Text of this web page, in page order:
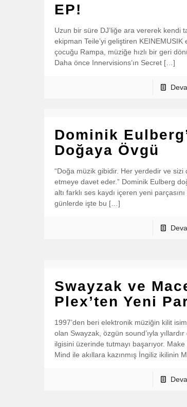
EP!
Uzun bir süre DJ’liğe ara vererek kendi
ekipman Teile’yi geliştiren KEINEMUSIK
çocuğu Rampa, müziğe hızlı bir geri
Daha önce Innervisions’ın Secret […]
Dominik
Doğaya Övgü
“Doğa müzik gibidir. Her yerdedir ve sizi
etmeye davet eder.” Dominik Eulberg
altı farklı ses kaydı içeren yeni
günlerde işte bu […]
Swayzak ve
Plex’ten Yeni
1997’den beri elektronik müziğin kilit
olan Swayzak, özgün sound’ıyla yıllardır
ilgisini üzerinde tutmayı başarıyor.
Mind ile akıllara kazınmış İngiliz ikilinin